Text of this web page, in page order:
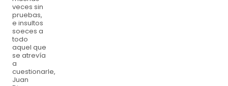
veces sin
pruebas,
e insultos
soeces a
todo
aquel que
se atrevía
a
cuestionarle,
Juan